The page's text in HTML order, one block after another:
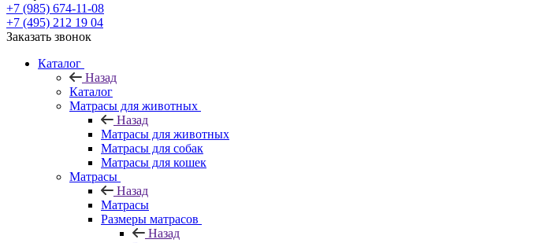
+7 (985) 674-11-08
+7 (495) 212 19 04
Заказать звонок
Каталог
Назад
Каталог
Матрасы для животных
Назад
Матрасы для животных
Матрасы для собак
Матрасы для кошек
Матрасы
Назад
Матрасы
Размеры матрасов
Назад